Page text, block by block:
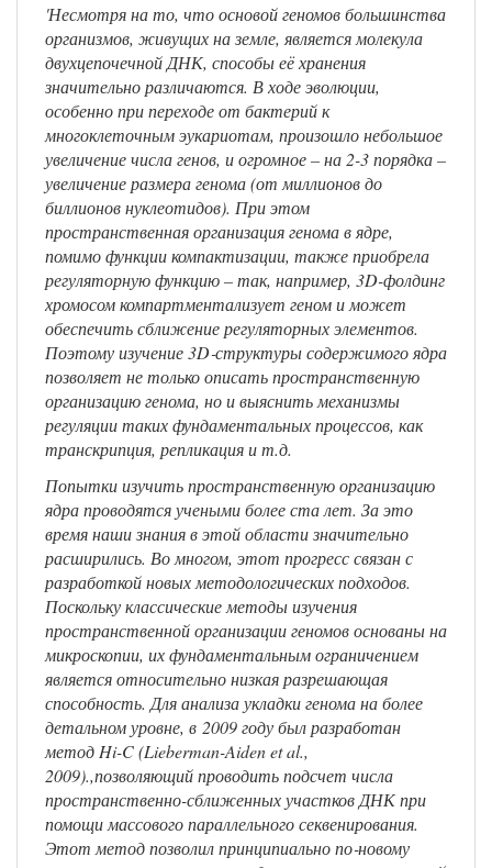
'Несмотря на то, что основой геномов большинства
организмов, живущих на земле, является молекула
двухцепочечной ДНК, способы её хранения
значительно различаются. В ходе эволюции,
особенно при переходе от бактерий к
многоклеточным эукариотам, произошло небольшое
увеличение числа генов, и огромное – на 2-3 порядка –
увеличение размера генома (от миллионов до
биллионов нуклеотидов). При этом
пространственная организация генома в ядре,
помимо функции компактизации, также приобрела
регуляторную функцию – так, например, 3D-фолдинг
хромосом компартментализует геном и может
обеспечить сближение регуляторных элементов.
Поэтому изучение 3D‑структуры содержимого ядра
позволяет не только описать пространственную
организацию генома, но и выяснить механизмы
регуляции таких фундаментальных процессов, как
транскрипция, репликация и т.д.
Попытки изучить пространственную организацию
ядра проводятся учеными более ста лет. За это
время наши знания в этой области значительно
расширились. Во многом, этот прогресс связан с
разработкой новых методологических подходов.
Поскольку классические методы изучения
пространственной организации геномов основаны на
микроскопии, их фундаментальным ограничением
является относительно низкая разрешающая
способность. Для анализа укладки генома на более
детальном уровне, в 2009 году был разработан
метод Hi-C (Lieberman-Aiden et al.,
2009).,позволяющий проводить подсчет числа
пространственно-сближенных участков ДНК при
помощи массового параллельного секвенирования.
Этот метод позволил принципиально по‑новому